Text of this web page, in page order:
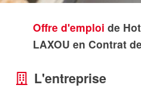
Offre d'emploi de
LAXOU en Contrat
L'entreprise